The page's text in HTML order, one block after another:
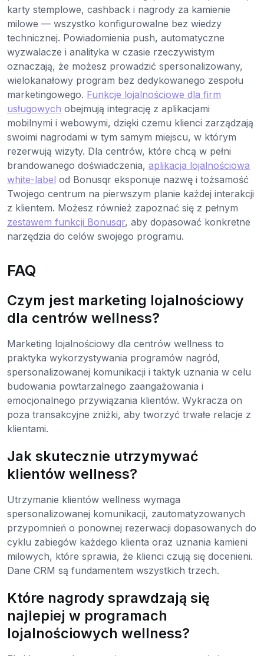
karty stemplowe, cashback i nagrody za kamienie
milowe — wszystko konfigurowalne bez wiedzy
technicznej. Powiadomienia push, automatyczne
wyzwalacze i analityka w czasie rzeczywistym
oznaczają, że możesz prowadzić spersonalizowany,
wielokanałowy program bez dedykowanego zespołu
marketingowego. Funkcje lojalnościowe dla firm
usługowych obejmują integrację z aplikacjami
mobilnymi i webowymi, dzięki czemu klienci zarządzają
swoimi nagrodami w tym samym miejscu, w którym
rezerwują wizyty. Dla centrów, które chcą w pełni
brandowanego doświadczenia, aplikacja lojalnościowa
white-label od Bonusqr eksponuje nazwę i tożsamość
Twojego centrum na pierwszym planie każdej interakcji
z klientem. Możesz również zapoznać się z pełnym
zestawem funkcji Bonusqr, aby dopasować konkretne
narzędzia do celów swojego programu.
FAQ
Czym jest marketing lojalnościowy
dla centrów wellness?
Marketing lojalnościowy dla centrów wellness to
praktyka wykorzystywania programów nagród,
spersonalizowanej komunikacji i taktyk uznania w celu
budowania powtarzalnego zaangażowania i
emocjonalnego przywiązania klientów. Wykracza on
poza transakcyjne zniżki, aby tworzyć trwałe relacje z
klientami.
Jak skutecznie utrzymywać
klientów wellness?
Utrzymanie klientów wellness wymaga
spersonalizowanej komunikacji, zautomatyzowanych
przypomnień o ponownej rezerwacji dopasowanych do
cyklu zabiegów każdego klienta oraz uznania kamieni
milowych, które sprawia, że klienci czują się docenieni.
Dane CRM są fundamentem wszystkich trzech.
Które nagrody sprawdzają się
najlepiej w programach
lojalnościowych wellness?